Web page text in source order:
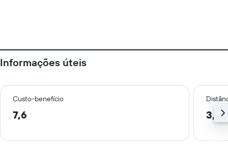
Informações úteis
Custo-benefício
7,6 3,1